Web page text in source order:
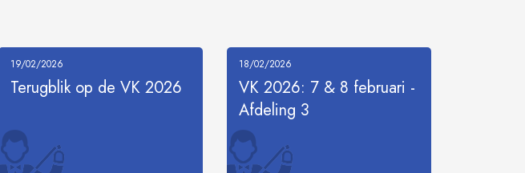
19/02/2026
Terugblik op de VK 2026
18/02/2026
VK 2026: 7 & 8 februari -
Afdeling 3